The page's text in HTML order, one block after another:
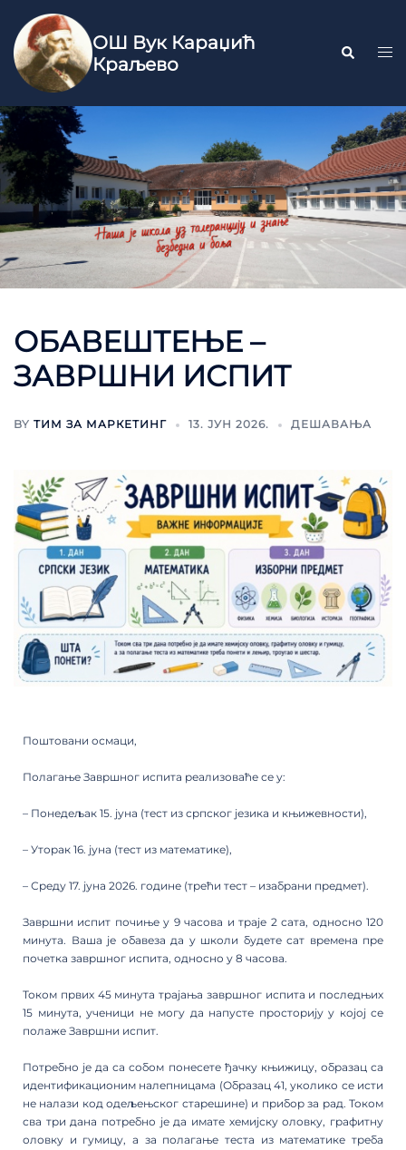
ОШ Вук Караџић
Краљево
ОБАВЕШТЕЊЕ –
ЗАВРШНИ ИСПИТ
BY ТИМ ЗА МАРКЕТИНГ 13. ЈУН 2026. ДЕШАВАЊА
Поштовани осмаци,
Полагање Завршног испита реализоваће се у:
– Понедељак 15. јуна (тест из српског језика и књижевности),
– Уторак 16. јуна (тест из математике),
– Среду 17. јуна 2026. године (трећи тест – изабрани предмет).
Завршни испит почиње у 9 часова и траје 2 сата, односно 120
минута. Ваша је обавеза да у школи будете сат времена пре
почетка завршног испита, односно у 8 часова.
Током првих 45 минута трајања завршног испита и последњих
15 минута, ученици не могу да напусте просторију у којој се
полаже Завршни испит.
Потребно је да са собом понесете ђачку књижицу, образац са
идентификационим налепницама (Образац 41, уколико се исти
не налази код одељењског старешине) и прибор за рад. Током
сва три дана потребно је да имате хемијску оловку, графитну
оловку и гумицу, а за полагање теста из математике треба